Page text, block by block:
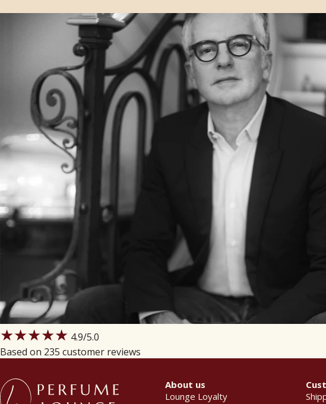
★★★★★ 4.9/5.0
Based on 235 customer reviews
About us
Lounge Loyalty